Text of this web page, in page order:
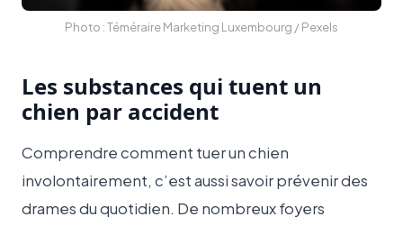
Photo : Téméraire Marketing Luxembourg / Pexels
Les substances qui tuent un
chien par accident
Comprendre comment tuer un chien
involontairement, c’est aussi savoir prévenir des
drames du quotidien. De nombreux foyers